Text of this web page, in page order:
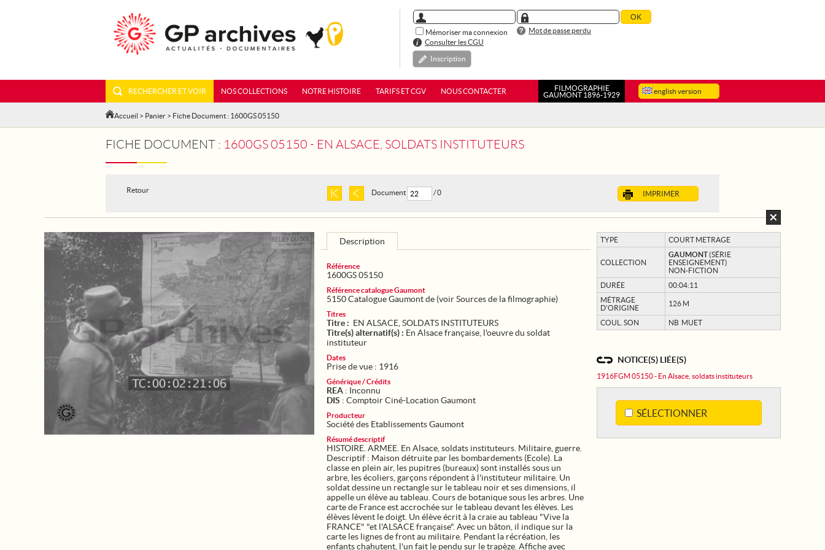
Mémoriser ma connexion
Mot de passe perdu
Consulter les CGU
Inscription
english version
RECHERCHER ET VOIR NOS COLLECTIONS NOTRE HISTOIRE TARIFS ET CGV NOUS CONTACTER
FILMOGRAPHIE
GAUMONT 1896-1929
Accueil > Panier > Fiche Document : 1600GS 05150
FICHE DOCUMENT : 1600GS 05150 - EN ALSACE, SOLDATS INSTITUTEURS
Retour IMPRIMER
Document / 0
TYPE COURT METRAGE
COLLECTION
GAUMONT(SÉRIE
ENSEIGNEMENT)
NON-FICTION
DURÉE
00:04:11
MÉTRAGE
D'ORIGINE
126 M
COUL. SON NB MUET
NOTICE(S) LIÉE(S)
1916FGM 05150 - En Alsace, soldats instituteurs
SÉLECTIONNER
Description
Référence
1600GS 05150
Référence catalogue Gaumont
5150 Catalogue Gaumont de (voir Sources de la filmographie)
Titres
Titre : EN ALSACE, SOLDATS INSTITUTEURS
Titre(s) alternatif(s) : En Alsace française, l'oeuvre du soldat
instituteur
Dates
Prise de vue : 1916
Générique / Crédits
REA : Inconnu
DIS : Comptoir Ciné-Location Gaumont
Producteur
Société des Etablissements Gaumont
Résumé descriptif
HISTOIRE. ARMEE. En Alsace, soldats instituteurs. Militaire, guerre.
Descriptif : Maison détruite par les bombardements (Ecole). La
classe en plein air, les pupitres (bureaux) sont installés sous un
arbre, les écoliers, garçons répondent à l'instituteur militaire. Un
soldat dessine un rectangle sur le tableau noir et ses dimensions, il
appelle un élève au tableau. Cours de botanique sous les arbres. Une
carte de France est accrochée sur le tableau devant les élèves. Les
élèves lèvent le doigt. Un élève écrit à la craie au tableau "Vive la
FRANCE" "et l'ALSACE française". Avec un bâton, il indique sur la
carte les lignes de front au militaire. Pendant la récréation, les
enfants chahutent, l'un fait le pendu sur le trapèze. Affiche avec